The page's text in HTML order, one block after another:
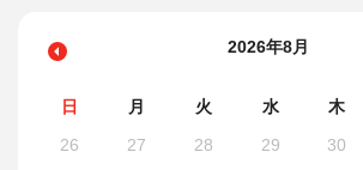
2026年8月
日 月 火 水 木
26
27 28 29 30